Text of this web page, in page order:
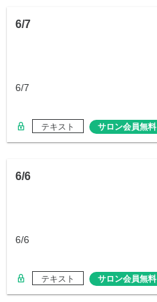
6/7
6/7
テキスト サロン会員無料
6/6
6/6
テキスト サロン会員無料